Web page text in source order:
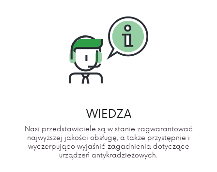
WIEDZA
Nasi przedstawiciele są w stanie zagwarantować
najwyższej jakości obsługę, a także przystępnie i
wyczerpująco wyjaśnić zagadnienia dotyczące
urządzeń antykradzieżowych.